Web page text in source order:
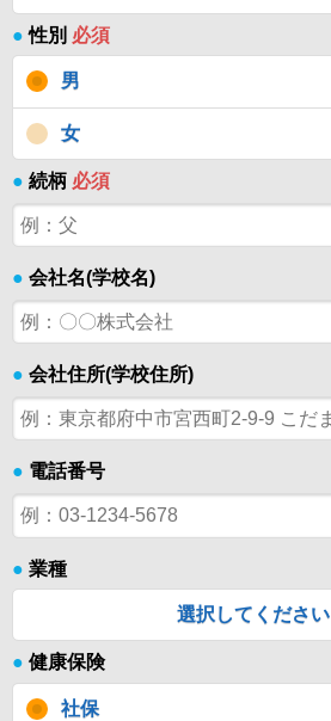
● 性別 必須
男
女
● 続柄 必須
● 会社名(学校名)
● 会社住所(学校住所)
● 電話番号
● 業種
選択してください
● 健康保険
社保